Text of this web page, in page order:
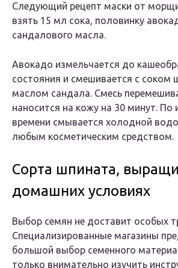
Следующий рецепт маски от
взять 15 мл сока, половинку
сандалового масла.
Авокадо измельчается до
состояния и смешивается с соком
маслом сандала. Смесь
наносится на кожу на 30 минут. По
времени смывается холодной
любым косметическим средством.
Сорта шпината,
домашних условиях
Выбор семян не доставит особых
Специализированные магазины
большой выбор семенного
только внимательно изучить